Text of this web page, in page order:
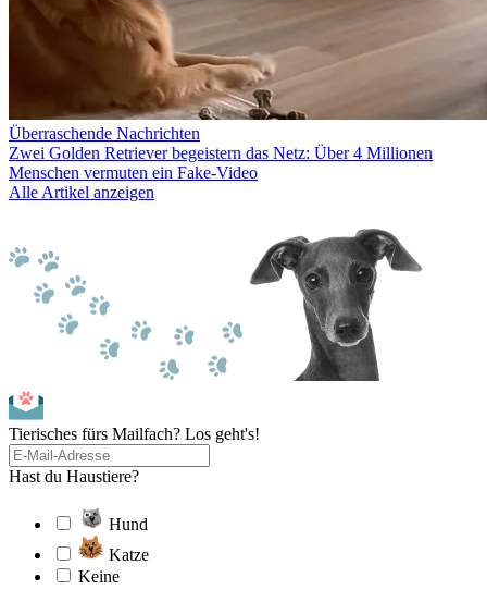
Überraschende Nachrichten
Zwei Golden Retriever begeistern das Netz: Über 4 Millionen
Menschen vermuten ein Fake-Video
Alle Artikel anzeigen
Tierisches fürs Mailfach? Los geht's!
Hast du Haustiere?
Hund
Katze
Keine